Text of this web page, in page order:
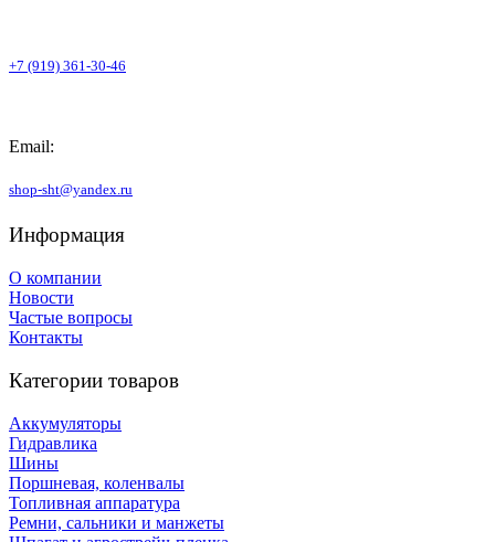
+7 (919) 361-30-46
Email:
shop-sht@yandex.ru
Информация
О компании
Новости
Частые вопросы
Контакты
Категории товаров
Аккумуляторы
Гидравлика
Шины
Поршневая, коленвалы
Топливная аппаратура
Ремни, сальники и манжеты